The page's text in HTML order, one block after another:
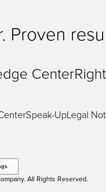
Proven
Center
Speak-UpLegal
All Rights Reserved.